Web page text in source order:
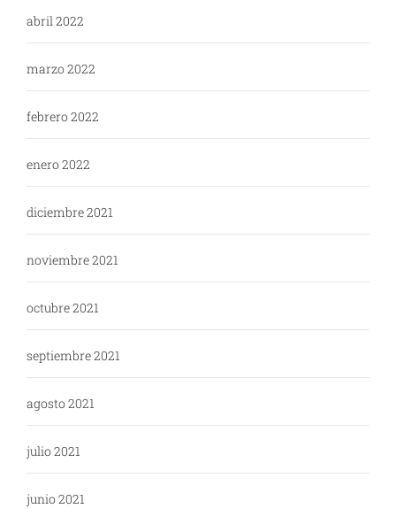
abril 2022
marzo 2022
febrero 2022
enero 2022
diciembre 2021
noviembre 2021
octubre 2021
septiembre 2021
agosto 2021
julio 2021
junio 2021